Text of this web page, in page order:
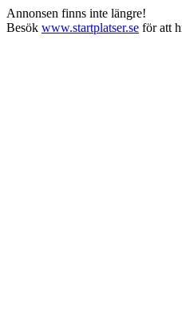
Annonsen finns inte längre!
Besök www.startplatser.se för att